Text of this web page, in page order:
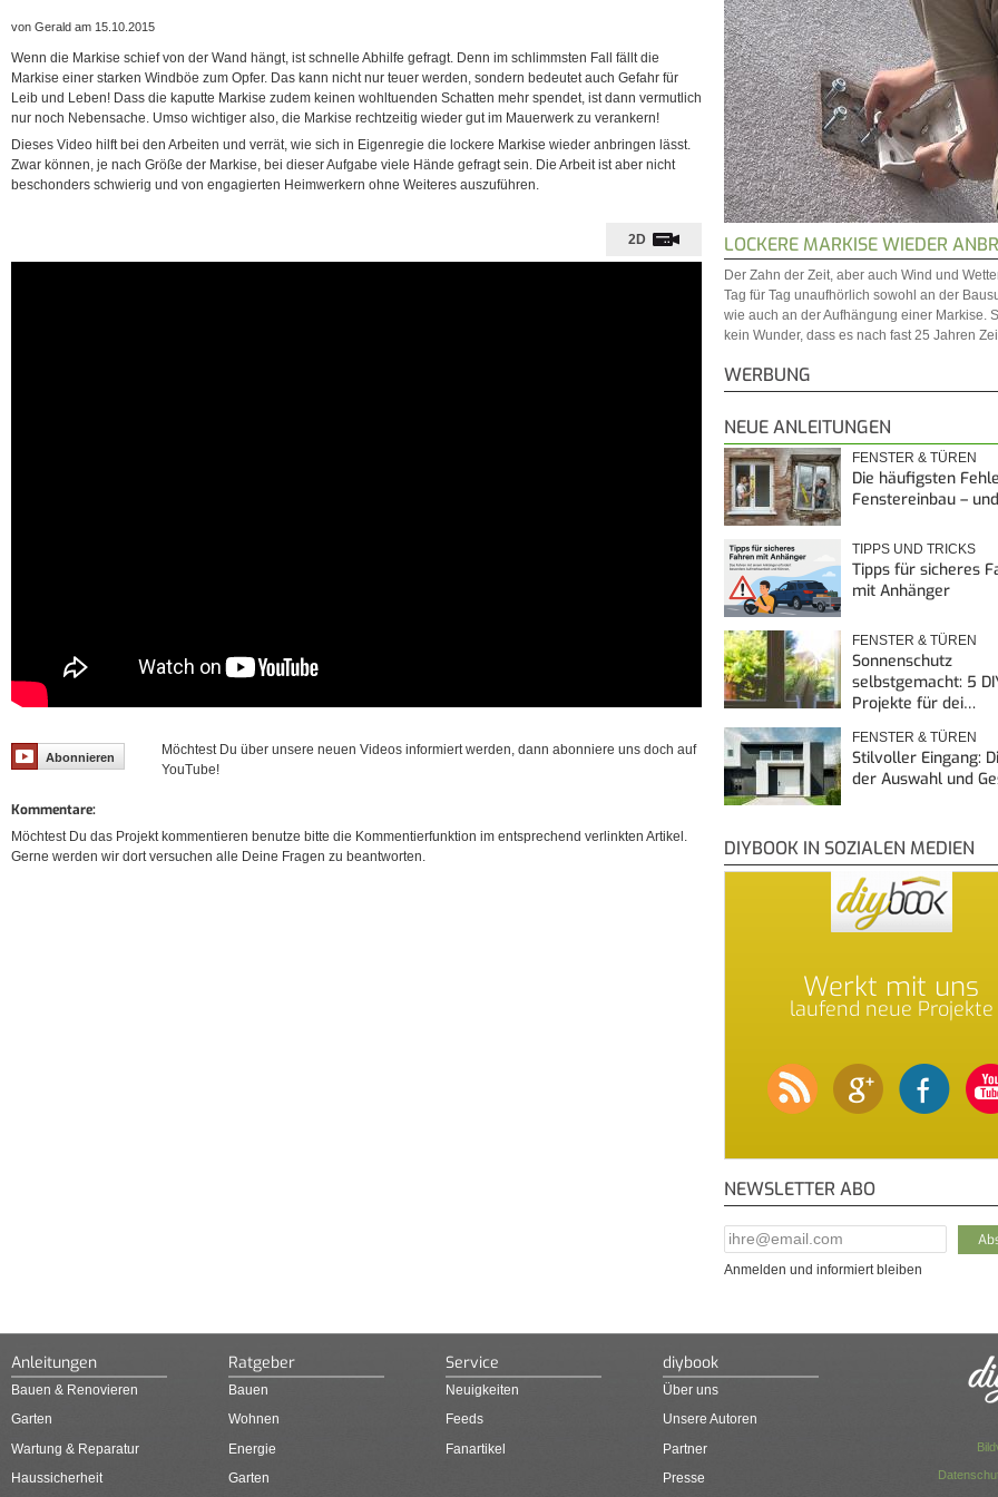
von Gerald am 15.10.2015
Wenn die Markise schief von der Wand hängt, ist schnelle Abhilfe gefragt. Denn im schlimmsten Fall fällt die
Markise einer starken Windböe zum Opfer. Das kann nicht nur teuer werden, sondern bedeutet auch Gefahr für
Leib und Leben! Dass die kaputte Markise zudem keinen wohltuenden Schatten mehr spendet, ist dann vermutlich
nur noch Nebensache. Umso wichtiger also, die Markise rechtzeitig wieder gut im Mauerwerk zu verankern!
Dieses Video hilft bei den Arbeiten und verrät, wie sich in Eigenregie die lockere Markise wieder anbringen lässt.
Zwar können, je nach Größe der Markise, bei dieser Aufgabe viele Hände gefragt sein. Die Arbeit ist aber nicht
beschonders schwierig und von engagierten Heimwerkern ohne Weiteres auszuführen.
2D
Abonnieren
Möchtest Du über unsere neuen Videos informiert werden, dann abonniere uns doch auf
YouTube!
Kommentare:
Möchtest Du das Projekt kommentieren benutze bitte die Kommentierfunktion im entsprechend verlinkten Artikel.
Gerne werden wir dort versuchen alle Deine Fragen zu beantworten.
LOCKERE MARKISE WIEDER
Der Zahn der Zeit, aber auch Wind und
Tag für Tag unaufhörlich sowohl an der
wie auch an der Aufhängung einer Markise.
kein Wunder, dass es nach fast 25 Jahren
WERBUNG
NEUE ANLEITUNGEN
FENSTER & TÜREN
Die häufigsten
Fenstereinbau –
TIPPS UND TRICKS
Tipps für sicheres
mit Anhänger
FENSTER & TÜREN
Sonnenschutz
selbstgemacht: 5
Projekte für dei…
FENSTER & TÜREN
Stilvoller Eingang:
der Auswahl und
DIYBOOK IN SOZIALEN MEDIEN
Werkt mit uns
laufend neue Projekte
NEWSLETTER ABO
E-Mail Addresse*
Anmelden und informiert bleiben
Anleitungen
Bauen & Renovieren
Garten
Wartung & Reparatur
Haussicherheit
Ratgeber
Bauen
Wohnen
Energie
Garten
Service
Neuigkeiten
Feeds
Fanartikel
diybook
Über uns
Unsere Autoren
Partner
Presse